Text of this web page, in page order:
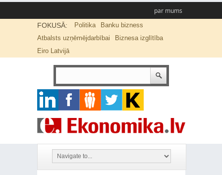
par mums
FOKUSĀ: Politika
Banku bizness
Atbalsts uzņēmējdarbībai
Biznesa izglītība
Eiro Latvijā